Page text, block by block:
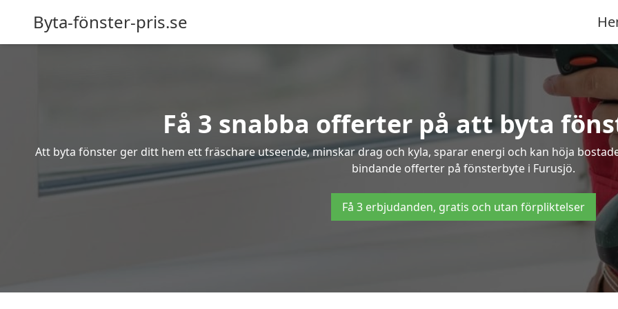
Byta-fönster-pris.se
Få 3 snabba offerter på att byta
Att byta fönster ger ditt hem ett fräschare utseende, minskar drag och kyla, sparar energi och kan höja
bindande offerter på fönsterbyte i Furusjö.
Få 3 erbjudanden, gratis och utan förpliktelser